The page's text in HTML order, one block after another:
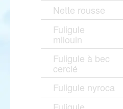
Nette rousse
Fuligule
milouin
Fuligule à bec
cerclé
Fuligule nyroca